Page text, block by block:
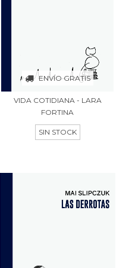
ENVÍO GRATIS
VIDA COTIDIANA - LARA
FORTINA
SIN STOCK